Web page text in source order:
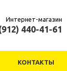
Интернет-магазин
440-41-61
КОНТАКТЫ